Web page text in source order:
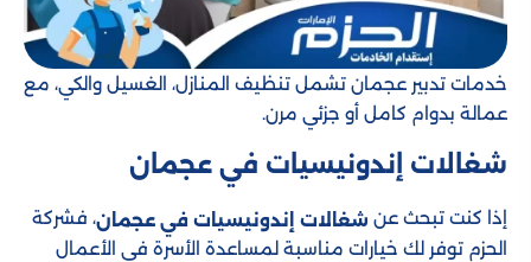
خدمات تدبير عجمان تشمل تنظيف المنازل، الغسيل والكي، مع
عمالة بدوام كامل أو جزئي مرن.
شغالات إندونيسيات في عجمان
إذا كنت تبحث عن شغالات إندونيسيات في عجمان، فشركة
الحزم توفر لك خيارات مناسبة لمساعدة الأسرة في الأعمال